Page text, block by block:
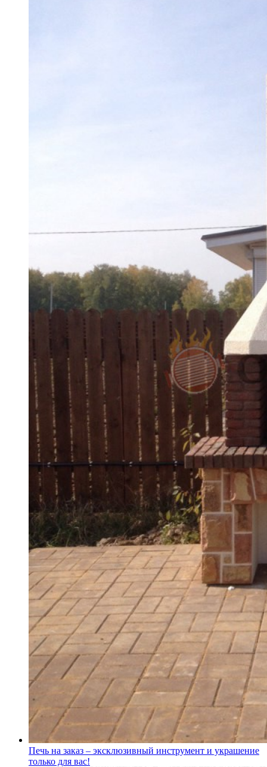
Печь на заказ – эксклюзивный инструмент и украшение
только для вас!